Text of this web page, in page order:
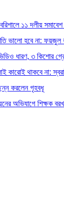
১১ দলীয় সমাবেশ
ভালো হবে না: ফয়জুল
ধারণ, ৩ কিশোর
থাকবে না:
করলেন গৃহবধূ
অভিযাগে শিক্ষক